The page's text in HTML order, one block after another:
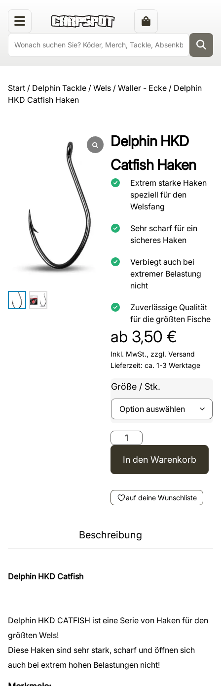
Start / Delphin Tackle / Wels / Waller - Ecke / Delphin
HKD Catfish Haken
Delphin HKD
Catfish Haken
Extrem starke Haken
speziell für den
Welsfang
Sehr scharf für ein
sicheres Haken
Verbiegt auch bei
extremer Belastung
nicht
Zuverlässige Qualität
für die größten Fische
ab 3,50 €
Inkl. MwSt., zzgl. Versand
Lieferzeit: ca. 1-3 Werktage
Größe / Stk.
In den Warenkorb
auf deine Wunschliste
Beschreibung
Delphin HKD Catfish
Delphin HKD CATFISH ist eine Serie von Haken für den
größten Wels!
Diese Haken sind sehr stark, scharf und öffnen sich
auch bei extrem hohen Belastungen nicht!